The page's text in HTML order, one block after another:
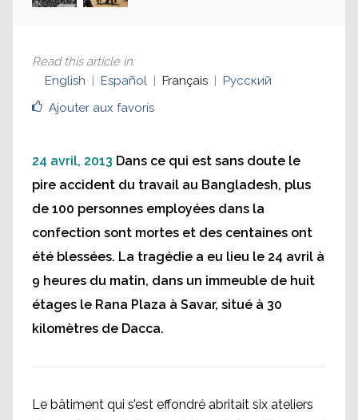
Ajouter aux favoris
Read this article in:
English
Español Français Русский
24 avril, 2013 Dans ce qui est sans doute le
pire accident du travail au Bangladesh, plus
de 100 personnes employées dans la
confection sont mortes et des centaines ont
été blessées. La tragédie a eu lieu le 24 avril à
9 heures du matin, dans un immeuble de huit
étages le Rana Plaza à Savar, situé à 30
kilomètres de Dacca.
Le bâtiment qui s’est effondré abritait six ateliers